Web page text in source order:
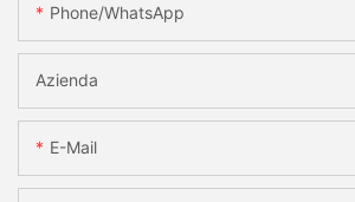
Phone/whatsApp
Azienda
E-Mail